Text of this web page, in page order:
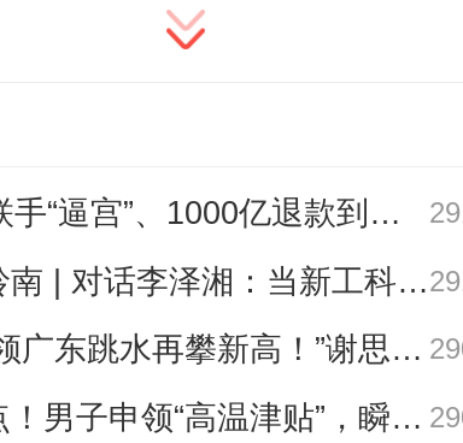
众擎PM01的全身协同运动及
得现场观众纷纷掏出手机录像
焦AI与具身智能的物理世界
念走向硬件与场景的深度融
25个州联手“逼宫”、1000亿退款到账，特朗普关税“换壳”术还能撑多久？| 环球深壹度
思想耀岭南 | 对话李泽湘：当新工科教育遇上大湾区超级供应链
“希望带领广东跳水再攀新高！”谢思埸将亮相省运会开幕式
别信别点！男子申领“高温津贴”，瞬间被扣1800元……